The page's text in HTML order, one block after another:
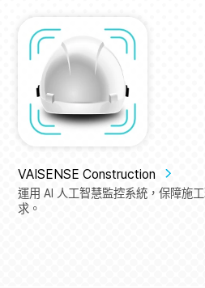
VAISENSE Construction
運用 AI 人工智慧監控系統，保障施
求。